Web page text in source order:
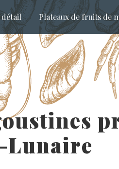
détail Plateaux de fruits de
Lunaire